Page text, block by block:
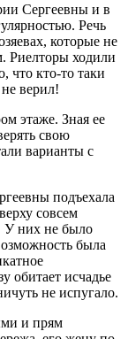
Сергеевны и в
Речь
которые не
Риелторы ходили
что кто-то таки
верил!
этаже. Зная ее
свою
варианты с
подъехала
совсем
У них не было
была
обитает исчадье
не испугало.
и прям